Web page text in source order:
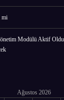
mi
Modülü Aktif
Ağustos 2026